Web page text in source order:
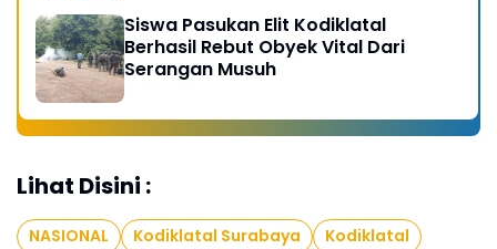
Siswa Pasukan Elit Kodiklatal
Berhasil Rebut Obyek Vital Dari
Serangan Musuh
Lihat Disini :
NASIONAL Kodiklatal Surabaya
Kodiklatal